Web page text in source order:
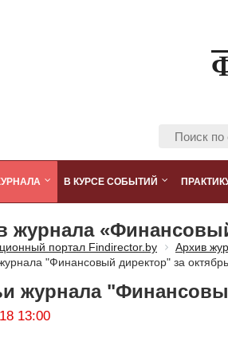
В КУРСЕ СОБЫТИЙ
журнала
портал Findirector.by
Архив
"Финансовый директор" за
журнала
13:00